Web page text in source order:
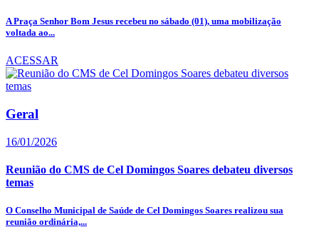
A Praça Senhor Bom Jesus recebeu no sábado (01), uma mobilização
voltada ao...
ACESSAR
Geral
16/01/2026
Reunião do CMS de Cel Domingos Soares debateu diversos
temas
O Conselho Municipal de Saúde de Cel Domingos Soares realizou sua
reunião ordinária,...